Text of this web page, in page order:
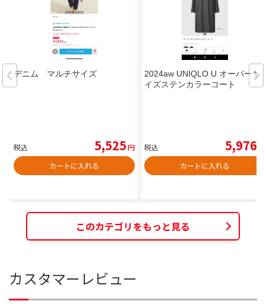
デニム マルチサイズ
税込 5,525円
カートに入れる
2024aw UNIQLO U オーバーサ
イズステンカラーコート
税込 5,976
カートに入れる
このカテゴリをもっと見る
カスタマーレビュー